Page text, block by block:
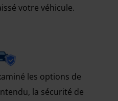
votre véhicule.
les options de
la sécurité de